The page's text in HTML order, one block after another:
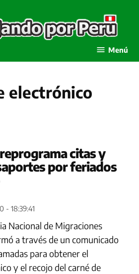
Menú
electrónico
citas y
por feriados
- 18:39:41
Nacional de Migraciones
a través de un comunicado
para obtener el
y el recojo del carné de